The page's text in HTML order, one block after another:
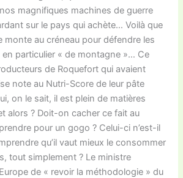
magnifiques machines de guerre
sur le pays qui achète… Voilà que
monte au créneau pour défendre les
particulier « de montagne »… Ce
de Roquefort qui avaient
note au Nutri-Score de leur pâte
on le sait, il est plein de matières
alors ? Doit-on cacher ce fait au
pour un gogo ? Celui-ci n’est-il
qu’il vaut mieux le consommer
tout simplement ? Le ministre
de « revoir la méthodologie » du